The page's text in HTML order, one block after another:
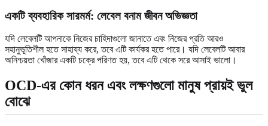
একটি ব্যবহারিক সারমর্ম: লেবেল বনাম জীবন অভিজ্ঞতা
যদি লেবেলটি আপনাকে নিজের চাহিদাগুলো জানাতে এবং নিজের প্রতি আরও
সহানুভূতিশীল হতে সাহায্য করে, তবে এটি কার্যকর হতে পারে। যদি লেবেলটি আবার
অনিশ্চয়তা খোঁজার একটি চক্রে পরিণত হয়, তবে এটি থেকে সরে আসাই ভালো।
OCD-এর কোন ধরন এবং লক্ষণগুলো মানুষ প্রায়ই ভুল
বোঝে